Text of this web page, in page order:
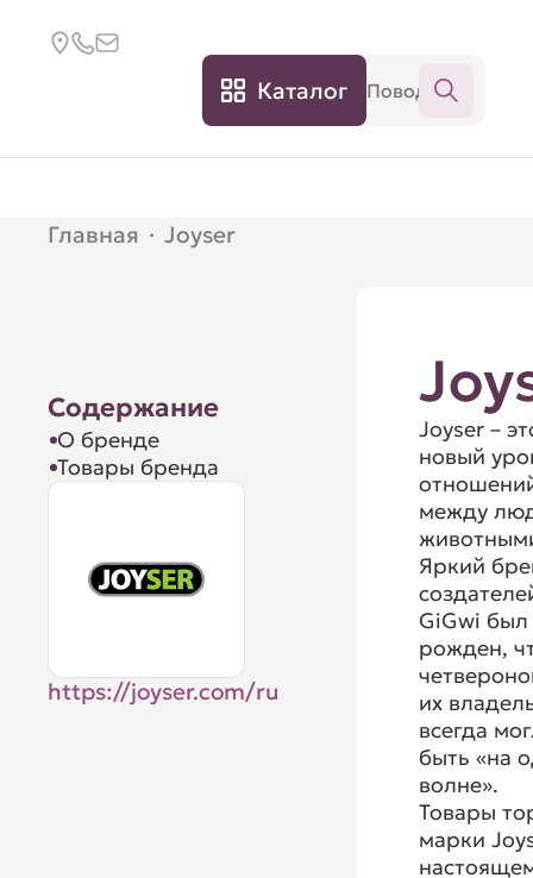
Каталог
Главная · Joyser
Содержание
О бренде
Товары бренда
https://joyser.com/ru
Joyser –
новый
между
Яркий
GiGwi был
рожден,
их
всегда
быть «на
волне».
Товары
марки